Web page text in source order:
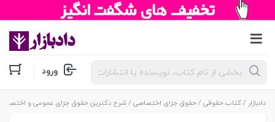
جستجوی
محصولات ورود
دادبازار /کتاب حقوقی /حقوق جزای اختصاصی / شرح دکترین حقوق جزای عمومی و اختصاصی